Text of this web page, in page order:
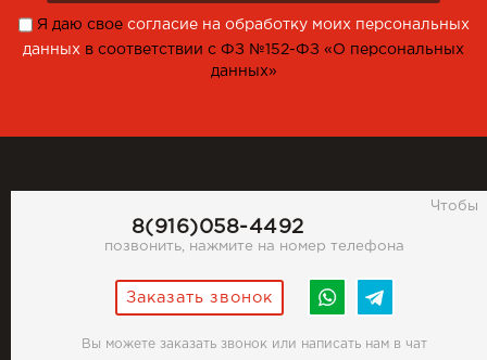
Я даю свое согласие на обработку моих персональных
данных в соответствии с ФЗ №152-ФЗ «О персональных
данных»
8(916)058-4492
Чтобы
позвонить, нажмите на номер телефона
Заказать звонок
Вы можете заказать звонок или написать нам в чат